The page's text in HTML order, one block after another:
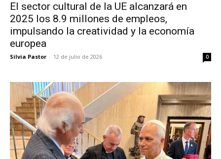
El sector cultural de la UE alcanzará en
2025 los 8.9 millones de empleos,
impulsando la creatividad y la economía
europea
Silvia Pastor - 12 de julio de 2026 0